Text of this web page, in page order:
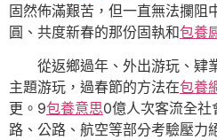
固然佈滿艱苦，但一直無法攔阻
圓、共度新春的那份固執和包養
從返鄉過年、外出游玩、肄
主題游玩，過春節的方法在包養
更。9包養意思0億人次客流全社
路、公路、航空等部分考驗壓力